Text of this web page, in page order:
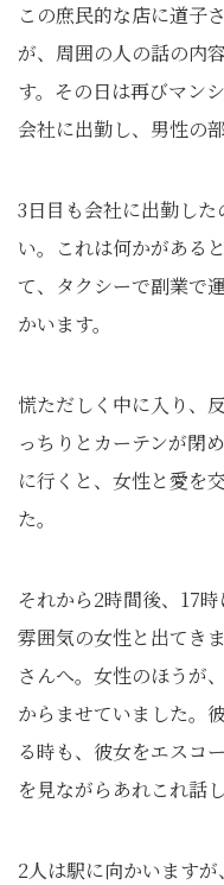
この庶民的な店に道子
が、周囲の人の話の内
す。その日は再びマン
会社に出勤し、男性の
3日目も会社に出勤し
い。これは何かがある
て、タクシーで副業で
かいます。
慌ただしく中に入り、
っちりとカーテンが閉
に行くと、女性と愛を
た。
それから2時間後、17
雰囲気の女性と出てき
さんへ。女性のほうが
からませていました。
る時も、彼女をエスコ
を見ながらあれこれ話
2人は駅に向かいます